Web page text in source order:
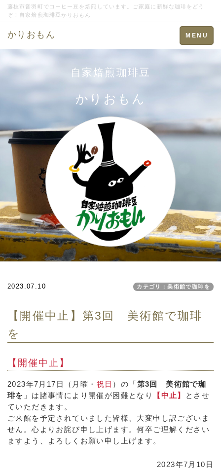
藤枝市音羽町でコーヒー豆を焙煎しています。ご家庭に新鮮な珈琲をどう
ぞ！自家焙煎珈琲豆かりおもん
Toggle
navigation
MENU
かりおもん
自家焙煎珈琲豆
かりおもん
2023.07.10 カテゴリ：美術館で珈琲を
【開催中止】第3回 美術館で珈琲
を
【開催中止】
2023年7月17日（月曜・ 祝日 ）の「第3回 美術館で珈
琲を 」は諸事情により開催が困難となり 【中止】
とさせ
ていただきます。
ご来館を予定されていました皆様、大変申し訳ございま
せん。心よりお詫び申し上げます。何卒ご理解ください
ますよう、よろしくお願い申し上げます。
2023年7月10日